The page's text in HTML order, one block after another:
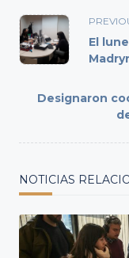
<span
class="nav-
subtitle
reader-
text">Page</
El
Designaron
NOTICIAS